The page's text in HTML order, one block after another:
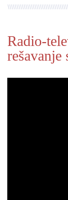
Radio-
rešavanje